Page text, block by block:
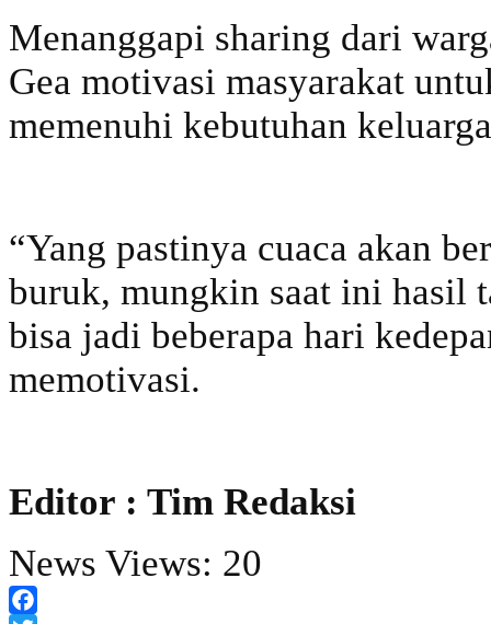
Menanggapi sharing dari
Gea motivasi masyarakat
memenuhi kebutuhan
“Yang pastinya cuaca akan
buruk, mungkin saat ini hasil
bisa jadi beberapa hari
memotivasi.
Editor : Tim Redaksi
News Views: 20